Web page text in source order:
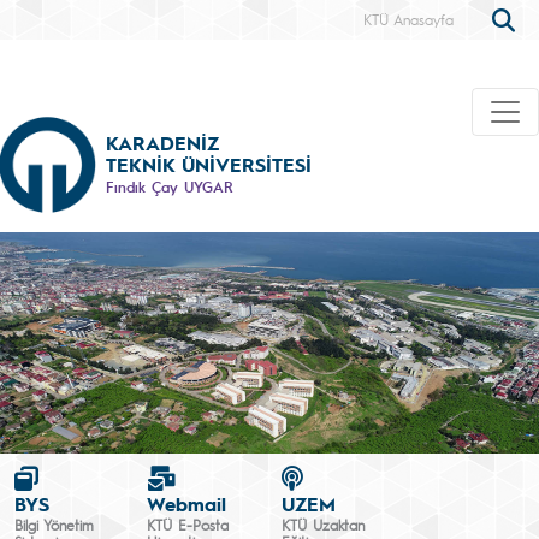
KTÜ Anasayfa
KARADENİZ
TEKNİK ÜNİVERSİTESİ
Fındık Çay UYGAR
BYS
Bilgi Yönetim
Webmail
KTÜ E-Posta
UZEM
KTÜ Uzaktan